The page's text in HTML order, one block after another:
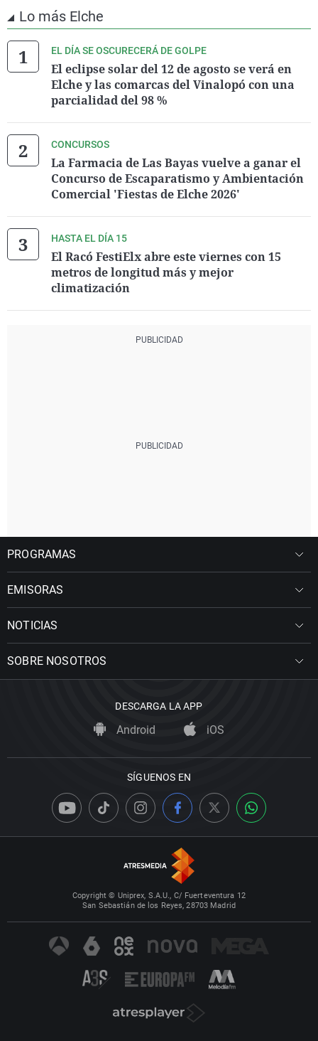
Lo más Elche
EL DÍA SE OSCURECERÁ DE GOLPE
El eclipse solar del 12 de agosto se verá en
Elche y las comarcas del Vinalopó con una
parcialidad del 98 %
CONCURSOS
La Farmacia de Las Bayas vuelve a ganar el
Concurso de Escaparatismo y Ambientación
Comercial 'Fiestas de Elche 2026'
HASTA EL DÍA 15
El Racó FestiElx abre este viernes con 15
metros de longitud más y mejor
climatización
PROGRAMAS
EMISORAS
NOTICIAS
SOBRE NOSOTROS
DESCARGA LA APP
Android iOS
SÍGUENOS EN
Copyright © Uniprex, S.A.U., C/ Fuerteventura 12
San Sebastián de los Reyes, 28703 Madrid